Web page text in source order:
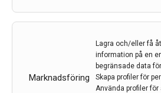
Marknadsföring
Lagra och/eller få
information på en
begränsade data
Skapa profiler för
Använda profiler för
Action: Predict, Prevent, Repair.
sammanfattning av Dorota Religa,
Karolinska Universitetssjukhuset
Karolinska Institutet.